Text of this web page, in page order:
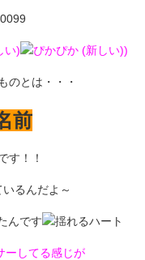
)
のとは・・・
前
す！！
るんだよ～
んです
ーしてる感じが